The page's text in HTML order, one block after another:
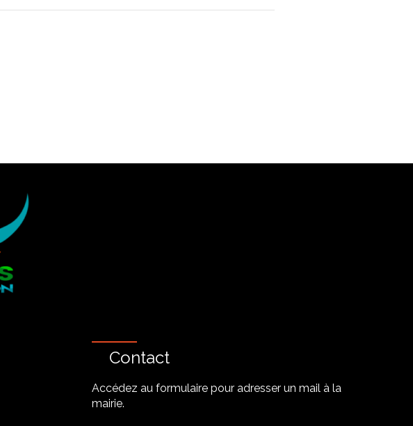
Contact
Accédez au formulaire pour adresser un mail à la
mairie.